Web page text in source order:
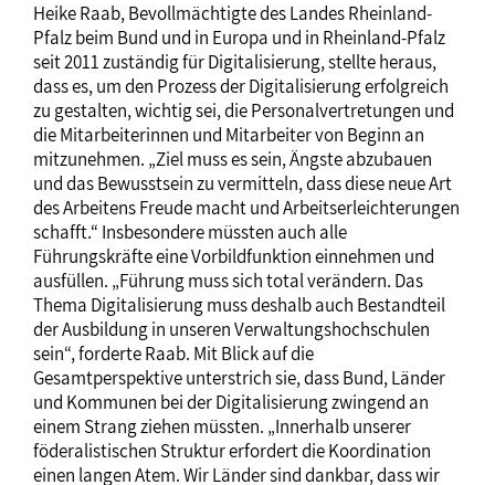
Heike Raab, Bevollmächtigte des Landes Rheinland-
Pfalz beim Bund und in Europa und in Rheinland-Pfalz
seit 2011 zuständig für Digitalisierung, stellte heraus,
dass es, um den Prozess der Digitalisierung erfolgreich
zu gestalten, wichtig sei, die Personalvertretungen und
die Mitarbeiterinnen und Mitarbeiter von Beginn an
mitzunehmen. „Ziel muss es sein, Ängste abzubauen
und das Bewusstsein zu vermitteln, dass diese neue Art
des Arbeitens Freude macht und Arbeitserleichterungen
schafft.“ Insbesondere müssten auch alle
Führungskräfte eine Vorbildfunktion einnehmen und
ausfüllen. „Führung muss sich total verändern. Das
Thema Digitalisierung muss deshalb auch Bestandteil
der Ausbildung in unseren Verwaltungshochschulen
sein“, forderte Raab. Mit Blick auf die
Gesamtperspektive unterstrich sie, dass Bund, Länder
und Kommunen bei der Digitalisierung zwingend an
einem Strang ziehen müssten. „Innerhalb unserer
föderalistischen Struktur erfordert die Koordination
einen langen Atem. Wir Länder sind dankbar, dass wir